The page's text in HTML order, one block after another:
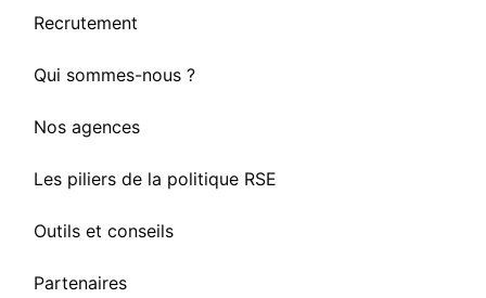
Recrutement
Qui sommes-nous ?
Nos agences
Les piliers de la politique RSE
Outils et conseils
Partenaires